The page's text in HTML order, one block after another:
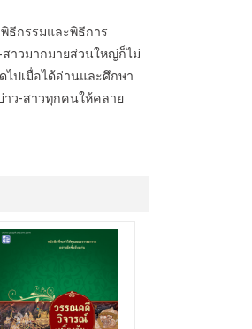
ธีกรรมและพิธีการ
าวมากมายส่วนใหญ่ก็ไม่
ไปเมื่อได้อ่านและศึกษา
าว-สาวทุกคนให้คลาย